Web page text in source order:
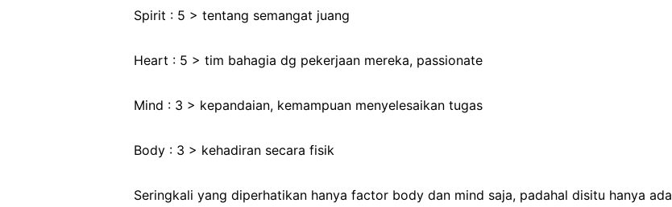
Spirit : 5 > tentang semangat juang
Heart : 5 > tim bahagia dg pekerjaan mereka, passionate
Mind : 3 > kepandaian, kemampuan menyelesaikan tugas
Body : 3 > kehadiran secara fisik
Seringkali yang diperhatikan hanya factor body dan mind saja, padahal disitu hanya ada